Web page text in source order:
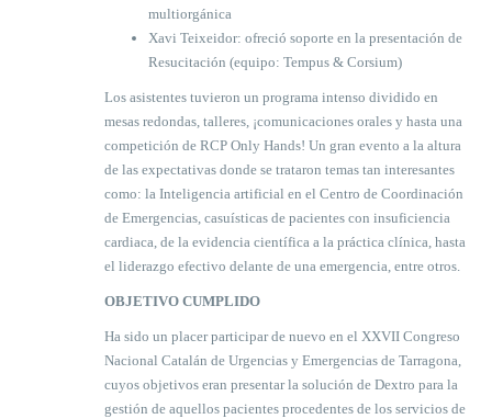
multiorgánica
Xavi Teixeidor: ofreció soporte en la presentación de
Resucitación (equipo: Tempus & Corsium)
Los asistentes tuvieron un programa intenso dividido en
mesas redondas, talleres, ¡comunicaciones orales y hasta una
competición de RCP Only Hands! Un gran evento a la altura
de las expectativas donde se trataron temas tan interesantes
como: la Inteligencia artificial en el Centro de Coordinación
de Emergencias, casuísticas de pacientes con insuficiencia
cardiaca, de la evidencia científica a la práctica clínica, hasta
el liderazgo efectivo delante de una emergencia, entre otros.
OBJETIVO CUMPLIDO
Ha sido un placer participar de nuevo en el XXVII Congreso
Nacional Catalán de Urgencias y Emergencias de Tarragona,
cuyos objetivos eran presentar la solución de Dextro para la
gestión de aquellos pacientes procedentes de los servicios de